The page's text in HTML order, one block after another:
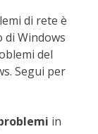
di rete è
Windows
del
Segui per
in